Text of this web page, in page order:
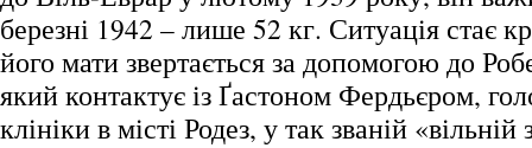
березні 1942 – лише 52 кг. Ситуація стає
його мати звертається за допомогою до
який контактує із Ґастоном Фердьєром,
клініки в місті Родез, у так званій «вільній